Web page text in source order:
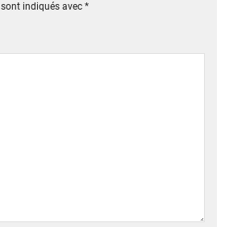
indiqués avec *